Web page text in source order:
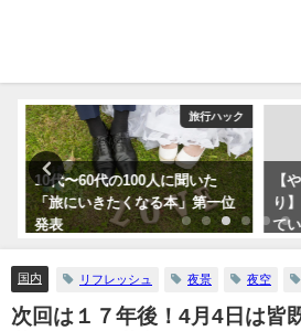
旅行ハック
10代〜60代の100人に聞いた
「旅にいきたくなる本」第一位
発表
【
り
て
イ
国内 リフレッシュ 夜景 夜空
次回は１７年後！4月4日は皆